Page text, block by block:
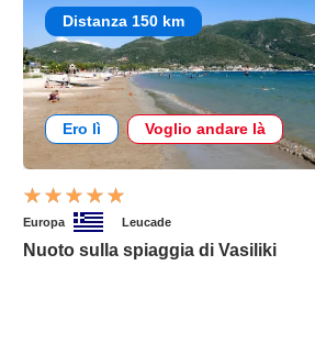
Distanza 150 km
Ero lì Voglio andare là
Europa Leucade
Nuoto sulla spiaggia di Vasiliki